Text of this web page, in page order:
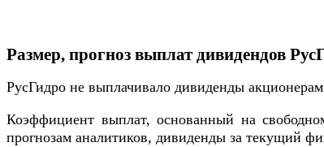
Размер, прогноз выплат дивидендов
РусГидро не выплачивало дивиденды
Коэффициент выплат, основанный на
прогнозам аналитиков, дивиденды за текущий